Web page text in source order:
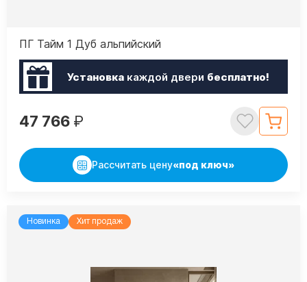
ПГ Тайм 1 Дуб альпийский
Установкакаждой двери бесплатно!
47 766 ₽
Рассчитать цену«под ключ»
Новинка Хит продаж